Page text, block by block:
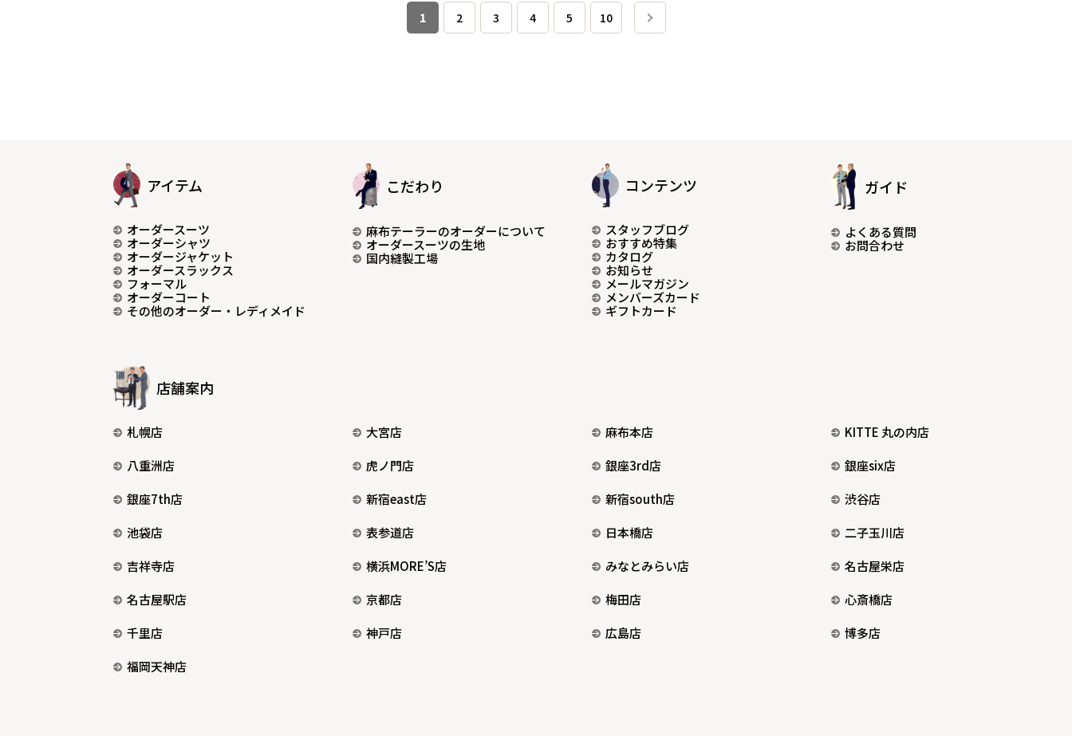
1 2 3 4 5 10
アイテム
オーダースーツ
オーダーシャツ
オーダージャケット
オーダースラックス
フォーマル
オーダーコート
その他のオーダー・レディメイド
こだわり
麻布テーラーのオーダーについて
オーダースーツの生地
国内縫製工場
コンテンツ
スタッフブログ
おすすめ特集
カタログ
お知らせ
メールマガジン
メンバーズカード
ギフトカード
ガイド
よくある質問
お問合わせ
店舗案内
札幌店 大宮店 麻布本店
KITTE 丸の内店
八重洲店
虎ノ門店 銀座3rd店
銀座six店
銀座7th店
新宿east店 新宿south店
渋谷店
池袋店
表参道店 日本橋店
二子玉川店
吉祥寺店
横浜MORE’S店 みなとみらい店
名古屋栄店
名古屋駅店
京都店 梅田店
心斎橋店
千里店
神戸店 広島店
博多店
福岡天神店